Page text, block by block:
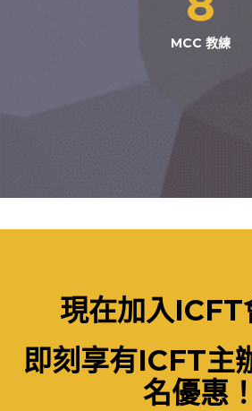
MCC 教練
現在加入
即刻享有ICFT主
名優惠！